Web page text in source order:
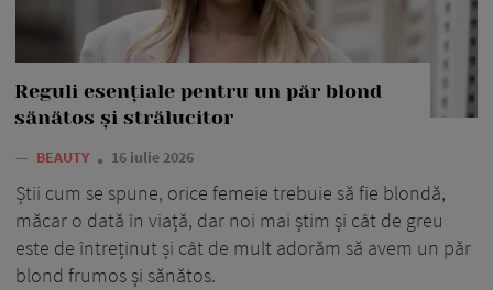
Reguli esențiale pentru un păr blond
sănătos și strălucitor
— BEAUTY 16 iulie 2026
Știi cum se spune, orice femeie trebuie să fie blondă,
măcar o dată în viață, dar noi mai știm și cât de greu
este de întreținut și cât de mult adorăm să avem un păr
blond frumos și sănătos.